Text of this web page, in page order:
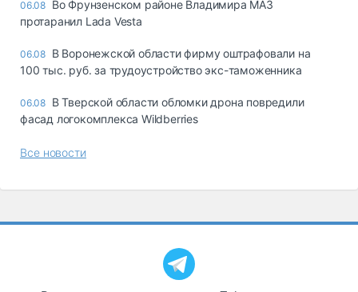
06.08 Во Фрунзенском районе Владимира МАЗ
протаранил Lada Vesta
06.08 В Воронежской области фирму оштрафовали на
100 тыс. руб. за трудоустройство экс-таможенника
06.08 В Тверской области обломки дрона повредили
фасад логокомплекса Wildberries
Все новости